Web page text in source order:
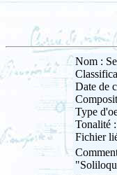
Nom :
Date de
Type
Tonalité :
Fichier